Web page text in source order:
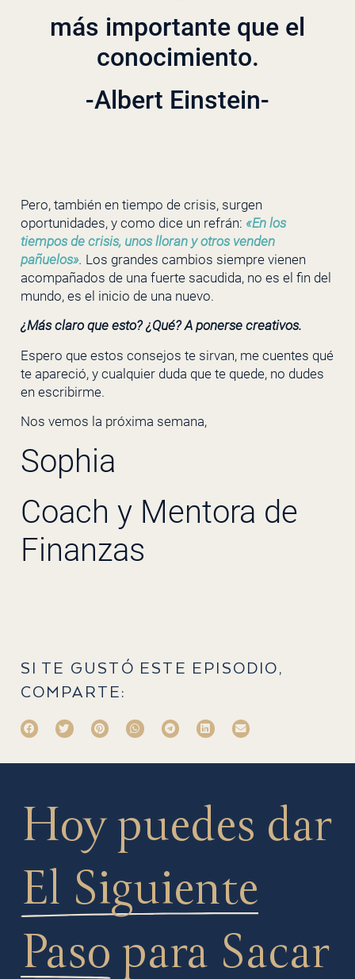
más importante que el
conocimiento.
-Albert Einstein-
Pero, también en tiempo de crisis, surgen
oportunidades, y como dice un refrán: «En los
tiempos de crisis, unos lloran y otros venden
pañuelos». Los grandes cambios siempre vienen
acompañados de una fuerte sacudida, no es el fin del
mundo, es el inicio de una nuevo.
¿Más claro que esto? ¿Qué? A ponerse creativos.
Espero que estos consejos te sirvan, me cuentes qué
te apareció, y cualquier duda que te quede, no dudes
en escribirme.
Nos vemos la próxima semana,
Sophia
Coach y Mentora de
Finanzas
SI TE GUSTÓ ESTE EPISODIO,
COMPARTE:
Hoy puedes dar
El Siguiente
Paso para Sacar